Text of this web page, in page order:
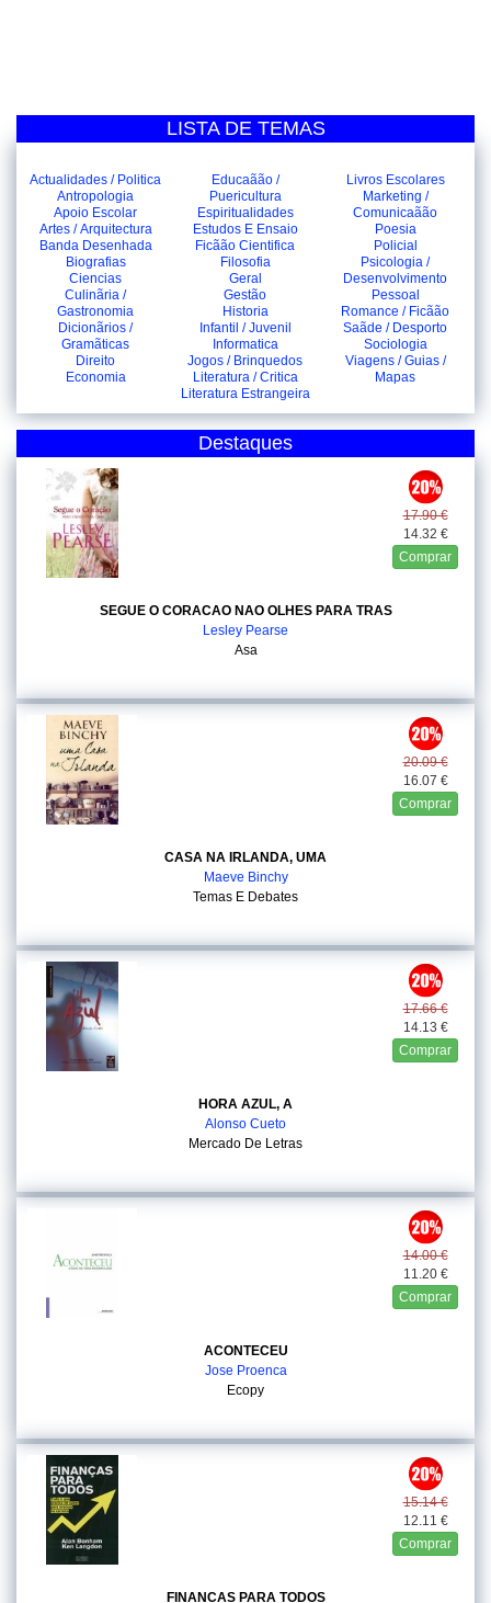
LISTA DE TEMAS
Actualidades / Politica
Antropologia
Apoio Escolar
Artes / Arquitectura
Banda Desenhada
Biografias
Ciencias
Culinãria /
Gastronomia
Dicionãrios /
Gramãticas
Direito
Economia
Educaãão /
Puericultura
Espiritualidades
Estudos E Ensaio
Ficãão Cientifica
Filosofia
Geral
Gestão
Historia
Infantil / Juvenil
Informatica
Jogos / Brinquedos
Literatura / Critica
Literatura Estrangeira
Livros Escolares
Marketing /
Comunicaãão
Poesia
Policial
Psicologia /
Desenvolvimento
Pessoal
Romance / Ficãão
Saãde / Desporto
Sociologia
Viagens / Guias /
Mapas
Destaques
17.90 €
14.32 €
Comprar
SEGUE O CORACAO NAO OLHES PARA TRAS
Lesley Pearse
Asa
20.09 €
16.07 €
Comprar
CASA NA IRLANDA, UMA
Maeve Binchy
Temas E Debates
17.66 €
14.13 €
Comprar
HORA AZUL, A
Alonso Cueto
Mercado De Letras
14.00 €
11.20 €
Comprar
ACONTECEU
Jose Proenca
Ecopy
15.14 €
12.11 €
Comprar
FINANCAS PARA TODOS